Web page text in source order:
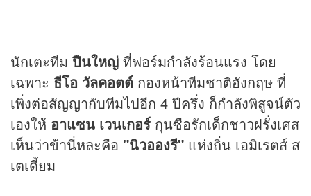
นักเตะทีม ปืนใหญ่ ที่ฟอร์มกำลังร้อนแรง โดย
เฉพาะ ธีโอ วัลคอตต์ กองหน้าทีมชาติอังกฤษ ที่
เพิ่งต่อสัญญากับทีมไปอีก 4 ปีครึ่ง ก็กำลังพิสูจน์ตัว
เองให้ อาแซน เวนเกอร์ กุนซือรักเด็กชาวฝรั่งเศส
เห็นว่าข้านี่หละคือ "นิวอองรี" แห่งถิ่น เอมิเรตส์ ส
เตเดี้ยม